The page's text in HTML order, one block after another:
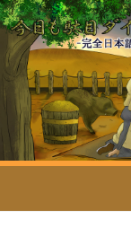
今
日
も
駄
目